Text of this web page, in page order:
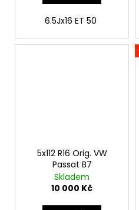
6.5Jx16 ET 50
5x112 R16 Orig. VW
Passat B7
Skladem
10 000 Kč